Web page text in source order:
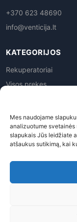
Mes naudojame
analizuotume svetainės
slapukais Jūs leidžiate
atšaukus sutikimą, kai
+370 623 48690
info@venticija.lt
KATEGORIJOS
Rekuperatoriai
Visos prekes
Privatumo
© 2026